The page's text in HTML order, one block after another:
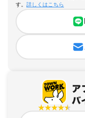
す。 詳しくはこちら